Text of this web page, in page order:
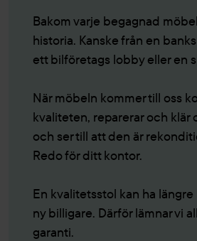
Bakom varje begagnad
historia. Kanske från en
ett bilföretags lobby eller en
När möbeln kommer till oss
kvaliteten, reparerar och klär
och ser till att den är
Redo för ditt kontor.
En kvalitetsstol kan ha
ny billigare. Därför lämnar vi
garanti.